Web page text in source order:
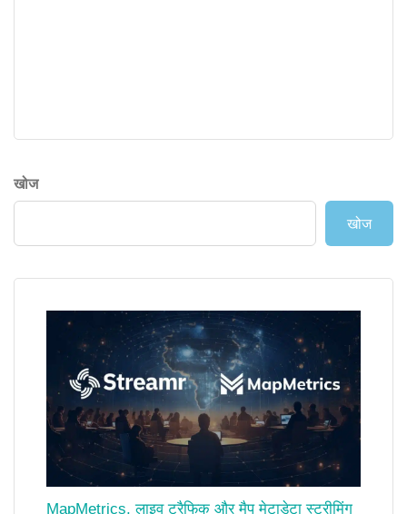
खोज
खोज
MapMetrics, लाइव ट्रैफिक और मैप मेटाडेटा स्ट्रीमिंग